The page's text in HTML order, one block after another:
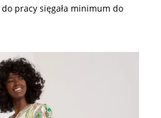
pracy sięgała minimum do